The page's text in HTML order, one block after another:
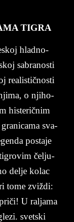
TI­GRA
hlad­no­
sa­bra­no­sti
re­a­li­stično­sti
o nji­ho­
hi­ste­ričnim
sva­
po­sta­je
ti­gro­vim čel­ju­
de­lje ko­lac
tome zviždi:
U ral­ja­ma
svet­ski